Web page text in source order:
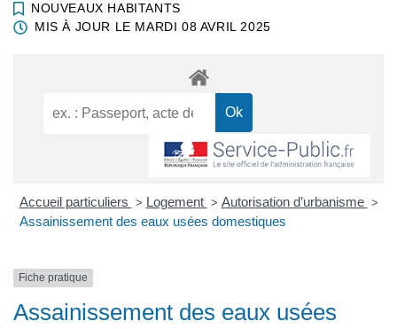
NOUVEAUX HABITANTS
MIS À JOUR LE MARDI 08 AVRIL 2025
Accueil particuliers > Logement > Autorisation d’urbanisme >
Assainissement des eaux usées domestiques
Fiche pratique
Assainissement des eaux usées